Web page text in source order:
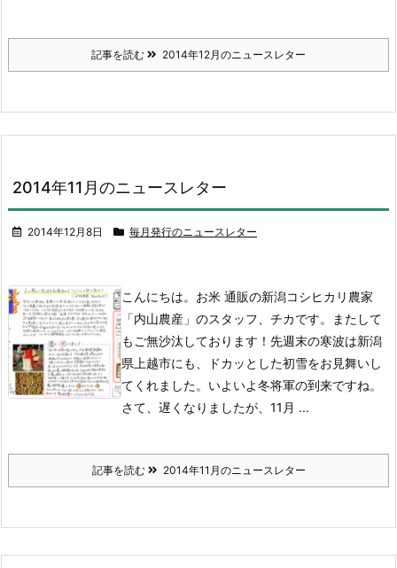
記事を読む 2014年12月のニュースレター
2014年11月のニュースレター
2014年12月8日 毎月発行のニュースレター
こんにちは。お米 通販の新潟コシヒカリ農家
「内山農産」のスタッフ、チカです。またして
もご無沙汰しております！先週末の寒波は新潟
県上越市にも、ドカッとした初雪をお見舞いし
てくれました。いよいよ冬将軍の到来ですね。
さて、遅くなりましたが、11月 ...
記事を読む 2014年11月のニュースレター